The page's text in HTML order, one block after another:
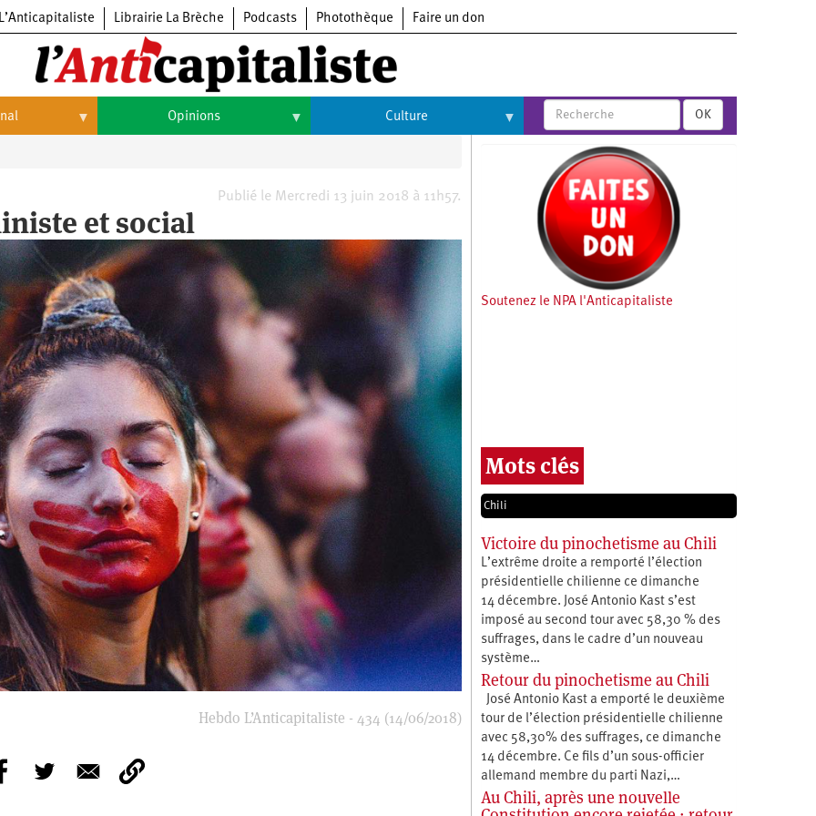
L’Anticapitaliste Librairie La Brèche Podcasts Photothèque Faire un don
Opinions Culture
Arts
Expositions
Musique
OK
Publié le Mercredi 13 juin 2018 à 11h57.
et social
Hebdo L’Anticapitaliste - 434 (14/06/2018)
Soutenez le NPA l'Anticapitaliste
Mots clés
Chili
Victoire du pinochetisme au Chili
L’extrême droite a remporté l’élection
présidentielle chilienne ce dimanche
14 décembre. José Antonio Kast s’est
imposé au second tour avec 58,30 % des
suffrages, dans le cadre d’un nouveau
système…
Retour du pinochetisme au Chili
José Antonio Kast a emporté le deuxième
tour de l’élection présidentielle chilienne
avec 58,30% des suffrages, ce dimanche
14 décembre. Ce fils d’un sous-officier
allemand membre du parti Nazi,…
Au Chili, après une nouvelle